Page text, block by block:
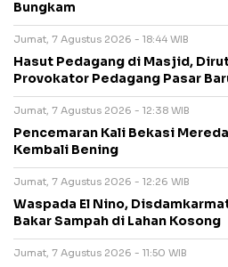
Bungkam
Jumat, 7 Agustus 2026 - 18:44 WIB
Hasut Pedagang di Masjid,
Provokator Pedagang Pasar
Jumat, 7 Agustus 2026 - 12:38 WIB
Pencemaran Kali Bekasi
Kembali Bening
Jumat, 7 Agustus 2026 - 12:26 WIB
Waspada El Nino,
Bakar Sampah di Lahan Kosong
Jumat, 7 Agustus 2026 - 11:50 WIB